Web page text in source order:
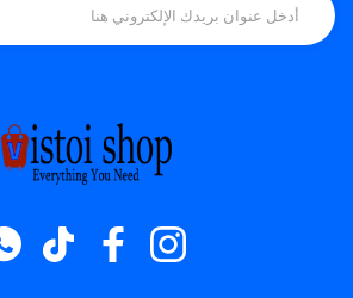
انستغرام فيسبوك تيك